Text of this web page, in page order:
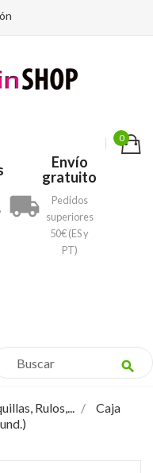
0
local_shipping
Envío
gratuito
Pedidos
superiores
50€ (ES y
PT)
search
Rulos,...
Caja